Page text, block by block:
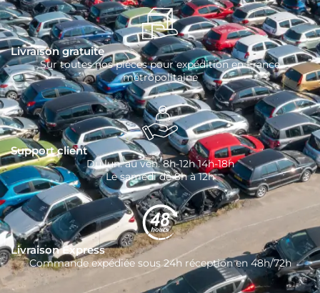
Livraison gratuite
Sur toutes nos pièces pour expédition en France
métropolitaine
Support client
Du lun. au ven. 8h-12h 14h-18h
Le samedi de 8h à 12h
Livraison Express
Commande expédiée sous 24h réception en 48h/72h